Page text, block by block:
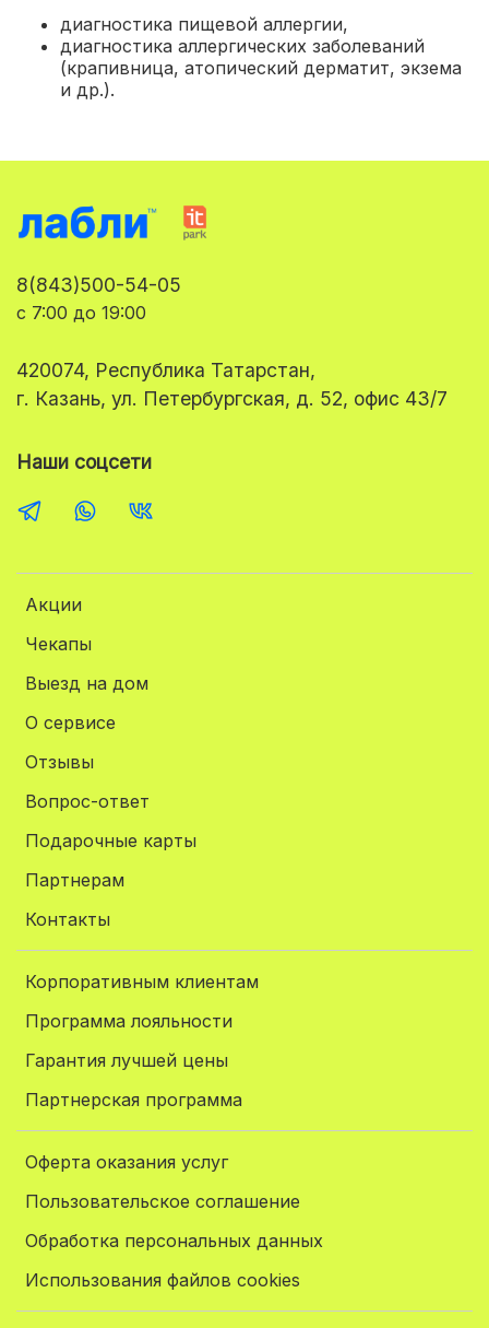
диагностика пищевой аллергии,
диагностика аллергических заболеваний
(крапивница, атопический дерматит, экзема
и др.).
Акции
Чекапы
Выезд на дом
О сервисе
Отзывы
Вопрос-ответ
Подарочные карты
Партнерам
Контакты
Корпоративным клиентам
Программа лояльности
Гарантия лучшей цены
Партнерская программа
Оферта оказания услуг
Пользовательское соглашение
Обработка персональных данных
Использования файлов cookies
8(843)500-54-05
с 7:00 до 19:00
420074, Республика Татарстан,
г. Казань, ул. Петербургская, д. 52, офис 43/7
Наши соцсети